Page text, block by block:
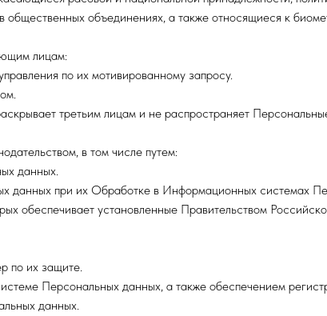
общественных объединениях, а также относящиеся к
лицам:
по их мотивированному запросу.
третьим лицам и не распространяет
в том числе путем:
данных.
данных при их Обработке в Информационных системах
обеспечивает установленные Правительством
по их защите.
Персональных данных, а также обеспечением
данных.